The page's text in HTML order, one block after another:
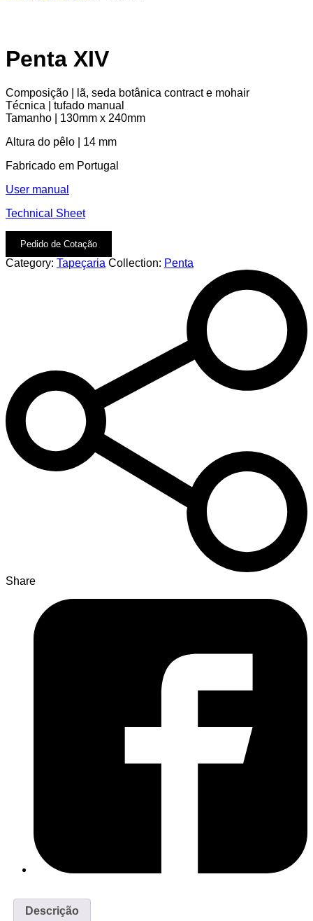
Penta XIV
Composição | lã, seda botânica contract e mohair
Técnica | tufado manual
Tamanho | 130mm x 240mm
Altura do pêlo | 14 mm
Fabricado em Portugal
User manual
Technical Sheet
Pedido de Cotação
Category: Tapeçaria Collection: Penta
Share
Descrição